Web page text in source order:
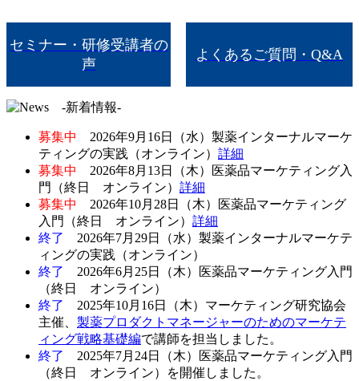
セミナー・研修受講者の
声
よくあるご質問・Q&A
募集中
2026年9月16日（水）製薬インターナルマーケ
ティングの実践（オンライン） 詳細
募集中
2026年8月13日（木）医薬品マーケティング入
門（終日 オンライン） 詳細
募集中
2026年10月28日（木）医薬品マーケティング
入門（終日 オンライン） 詳細
終了
2026年7月29日（水）製薬インターナルマーケテ
ィングの実践（オンライン）
終了
2026年6月25日（木）医薬品マーケティング入門
（終日 オンライン）
終了
2025年10月16日（木）マーケティング研究協会
主催、 製薬プロダクトマネージャーのためのマーケテ
ィング戦略基礎編で講師を担当しました。
終了
2025年7月24日（木）医薬品マーケティング入門
（終日 オンライン）を開催しました。